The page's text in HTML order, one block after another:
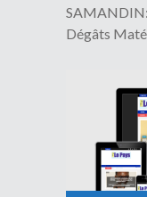
SAMANDIN:
Dégâts